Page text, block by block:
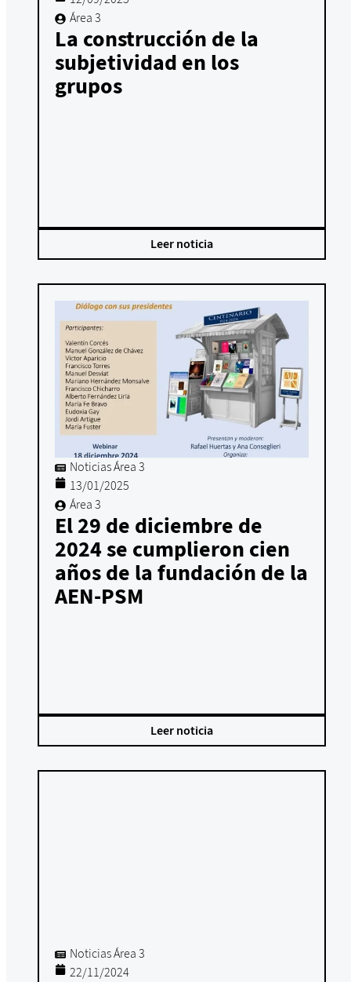
Área 3
La construcción de la
subjetividad en los
grupos
Leer noticia
Noticias Área 3
13/01/2025
Área 3
El 29 de diciembre de
2024 se cumplieron cien
años de la fundación de la
AEN-PSM
Leer noticia
Noticias Área 3
22/11/2024